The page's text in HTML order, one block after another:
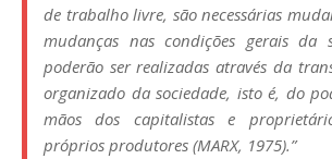
de trabalho livre, são necessárias
mudanças nas condições gerais da
poderão ser realizadas através da
organizado da sociedade, isto é, do
mãos dos capitalistas e
próprios produtores (MARX, 1975).”